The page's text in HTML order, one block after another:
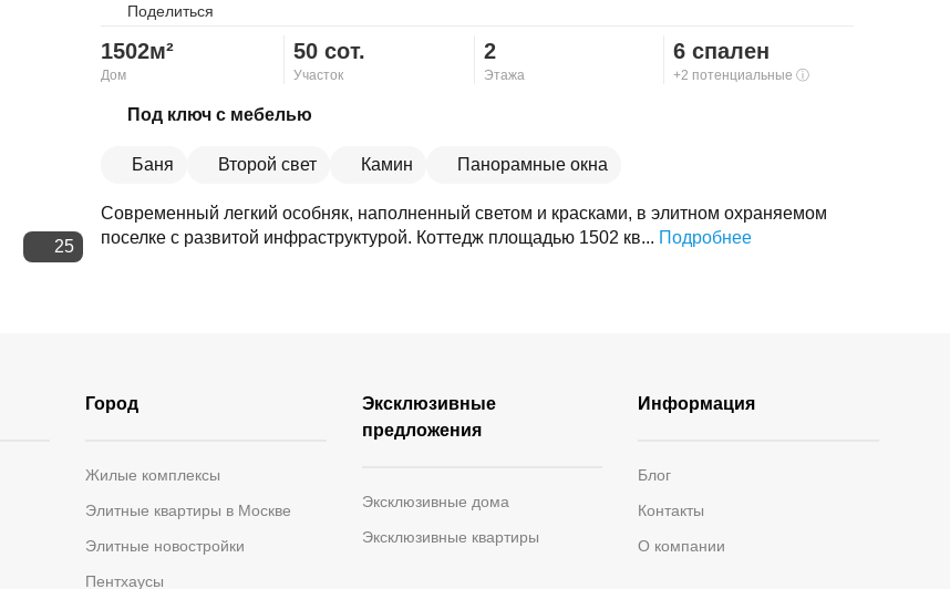
25
Поделиться
Скопировать ссылку
1502м²
Дом
50 сот.
Участок
2
Этажа
6 спален
+2 потенциальныеⓘ
Под ключ с мебелью
Баня Второй свет Камин Панорамные окна
Современный легкий особняк, наполненный светом и красками, в элитном охраняемом
поселке с развитой инфраструктурой. Коттедж площадью 1502 кв... Подробнее
Город
Жилые комплексы
Элитные квартиры в Москве
Элитные новостройки
Пентхаусы
Эксклюзивные
предложения
Эксклюзивные дома
Эксклюзивные квартиры
Информация
Блог
Контакты
О компании